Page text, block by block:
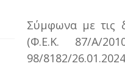
Σύμφωνα με τις
(Φ.Ε.Κ. 87/Α/
98/8182/